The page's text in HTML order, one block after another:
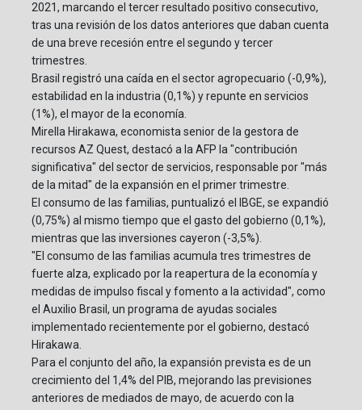
2021, marcando el tercer resultado positivo consecutivo,
tras una revisión de los datos anteriores que daban cuenta
de una breve recesión entre el segundo y tercer
trimestres.
Brasil registró una caída en el sector agropecuario (-0,9%),
estabilidad en la industria (0,1%) y repunte en servicios
(1%), el mayor de la economía.
Mirella Hirakawa, economista senior de la gestora de
recursos AZ Quest, destacó a la AFP la "contribución
significativa" del sector de servicios, responsable por "más
de la mitad" de la expansión en el primer trimestre.
El consumo de las familias, puntualizó el IBGE, se expandió
(0,75%) al mismo tiempo que el gasto del gobierno (0,1%),
mientras que las inversiones cayeron (-3,5%).
"El consumo de las familias acumula tres trimestres de
fuerte alza, explicado por la reapertura de la economía y
medidas de impulso fiscal y fomento a la actividad", como
el Auxilio Brasil, un programa de ayudas sociales
implementado recientemente por el gobierno, destacó
Hirakawa.
Para el conjunto del año, la expansión prevista es de un
crecimiento del 1,4% del PIB, mejorando las previsiones
anteriores de mediados de mayo, de acuerdo con la